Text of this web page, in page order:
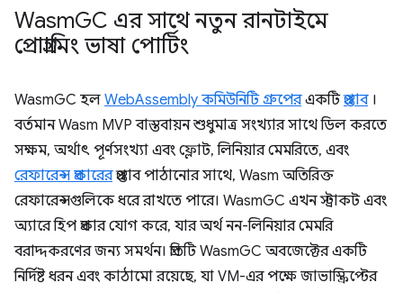
WasmGC এর সাথে নতুন রানটাইমে
প্রোগ্রামিং ভাষা পোর্টিং
WasmGC হল WebAssembly কমিউনিটি গ্রুপেরএকটিপ্রস্তাব।
বর্তমান Wasm MVP বাস্তবায়ন শুধুমাত্র সংখ্যার সাথে ডিল করতে
সক্ষম, অর্থাৎ পূর্ণসংখ্যা এবং ফ্লোট, লিনিয়ার মেমরিতে, এবং
রেফারেন্স প্রকারেরপ্রস্তাব পাঠানোর সাথে, Wasm অতিরিক্ত
রেফারেন্সগুলিকে ধরে রাখতে পারে। WasmGC এখন স্ট্রাকট এবং
অ্যারে হিপ প্রকার যোগ করে, যার অর্থ নন-লিনিয়ার মেমরি
বরাদ্দকরণের জন্য সমর্থন। প্রতিটি WasmGC অবজেক্টের একটি
নির্দিষ্ট ধরন এবং কাঠামো রয়েছে, যা VM-এর পক্ষে জাভাস্ক্রিপ্টের